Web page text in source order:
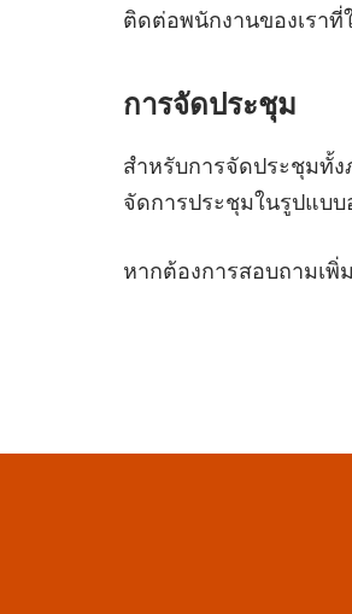
ติดต่อพนักงานของเรา
การจัดประชุม
สำหรับการจัดประชุมทั้
จัดการประชุมในรูปแบ
หากต้องการสอบถามเพิ่